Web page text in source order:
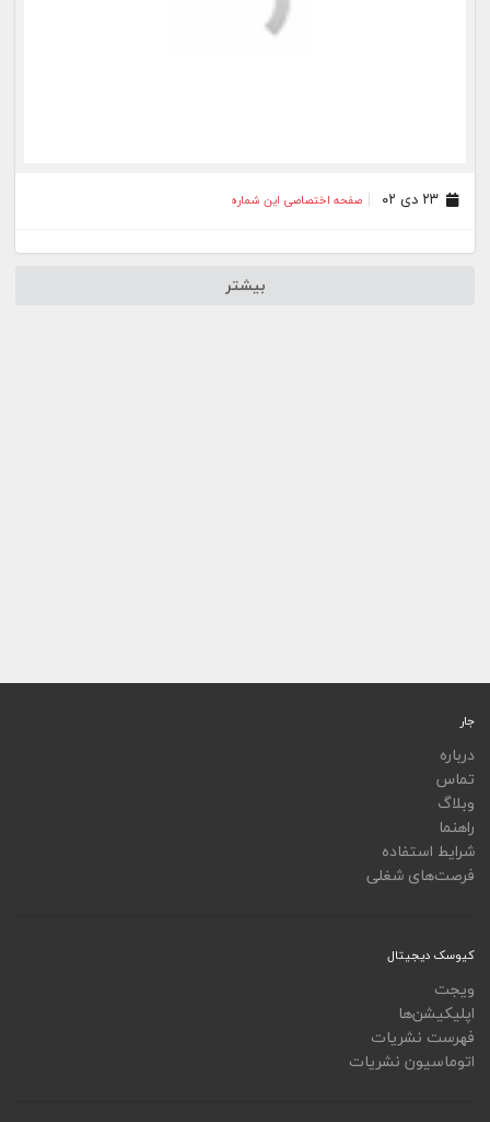
جار
درباره
تماس
وبلاگ
راهنما
شرایط استفاده
فرصت‌های شغلی
کیوسک دیجیتال
ویجت
اپلیکیشن‌ها
فهرست نشریات
اتوماسیون نشریات